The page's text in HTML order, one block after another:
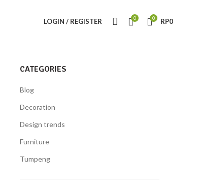
LOGIN / REGISTER 0 0 RP0
CATEGORIES
Blog
Decoration
Design trends
Furniture
Tumpeng